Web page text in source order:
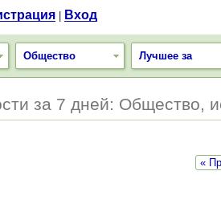
Вход
Общество Лучшее за
за 7 дней: Общество,
«